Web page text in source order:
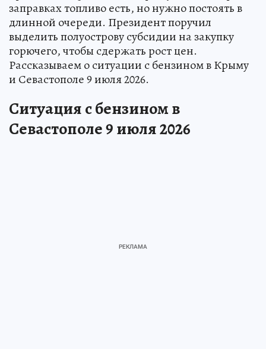
заправках топливо есть, но нужно постоять в
длинной очереди. Президент поручил
выделить полуострову субсидии на закупку
горючего, чтобы сдержать рост цен.
Рассказываем о ситуации с бензином в Крыму
и Севастополе 9 июля 2026.
Ситуация с бензином в
Севастополе 9 июля 2026